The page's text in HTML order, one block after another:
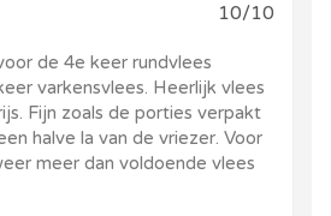
10/10
de 4e keer rundvlees
varkensvlees. Heerlijk vlees
Fijn zoals de porties verpakt
halve la van de vriezer. Voor
meer dan voldoende vlees